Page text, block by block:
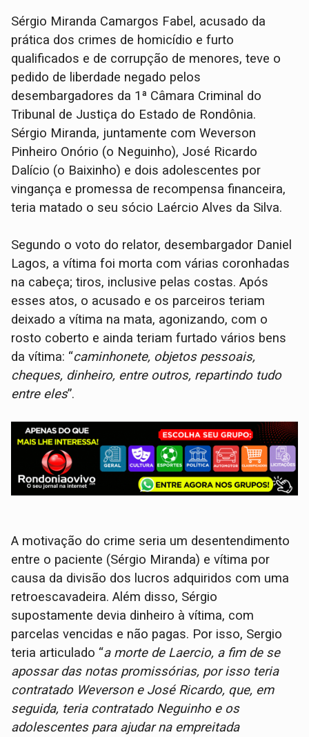
Sérgio Miranda Camargos Fabel, acusado da
prática dos crimes de homicídio e furto
qualificados e de corrupção de menores, teve o
pedido de liberdade negado pelos
desembargadores da 1ª Câmara Criminal do
Tribunal de Justiça do Estado de Rondônia.
Sérgio Miranda, juntamente com Weverson
Pinheiro Onório (o Neguinho), José Ricardo
Dalício (o Baixinho) e dois adolescentes por
vingança e promessa de recompensa financeira,
teria matado o seu sócio Laércio Alves da Silva.
Segundo o voto do relator, desembargador Daniel
Lagos, a vítima foi morta com várias coronhadas
na cabeça; tiros, inclusive pelas costas. Após
esses atos, o acusado e os parceiros teriam
deixado a vítima na mata, agonizando, com o
rosto coberto e ainda teriam furtado vários bens
da vítima: “caminhonete, objetos pessoais,
cheques, dinheiro, entre outros, repartindo tudo
entre eles”.
A motivação do crime seria um desentendimento
entre o paciente (Sérgio Miranda) e vítima por
causa da divisão dos lucros adquiridos com uma
retroescavadeira. Além disso, Sérgio
supostamente devia dinheiro à vítima, com
parcelas vencidas e não pagas. Por isso, Sergio
teria articulado “a morte de Laercio, a fim de se
apossar das notas promissórias, por isso teria
contratado Weverson e José Ricardo, que, em
seguida, teria contratado Neguinho e os
adolescentes para ajudar na empreitada